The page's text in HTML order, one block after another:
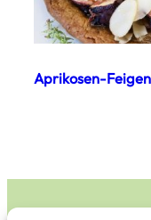
Aprikosen-